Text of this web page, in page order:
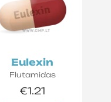
Eulexin
Flutamidas
€1.21